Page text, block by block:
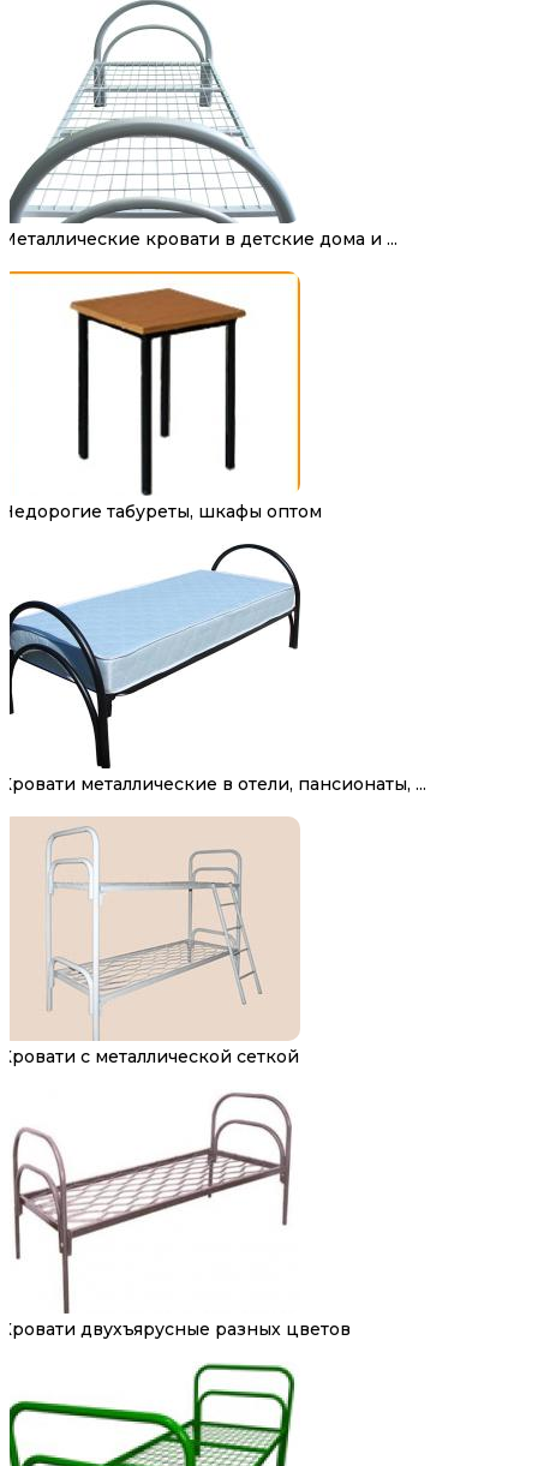
Металлические кровати в детские дома и ...
Недорогие табуреты, шкафы оптом
Кровати металлические в отели, пансионаты, ...
Кровати с металлической сеткой
Кровати двухъярусные разных цветов